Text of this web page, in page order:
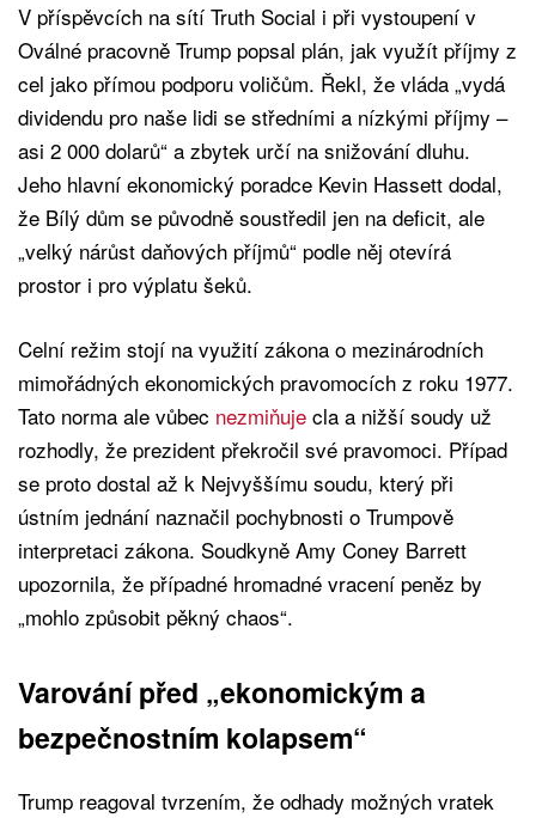
V příspěvcích na sítí Truth Social i při vystoupení v
Oválné pracovně Trump popsal plán, jak využít příjmy z
cel jako přímou podporu voličům. Řekl, že vláda „vydá
dividendu pro naše lidi se středními a nízkými příjmy –
asi 2 000 dolarů“ a zbytek určí na snižování dluhu.
Jeho hlavní ekonomický poradce Kevin Hassett dodal,
že Bílý dům se původně soustředil jen na deficit, ale
„velký nárůst daňových příjmů“ podle něj otevírá
prostor i pro výplatu šeků.
Celní režim stojí na využití zákona o mezinárodních
mimořádných ekonomických pravomocích z roku 1977.
Tato norma ale vůbec nezmiňuje cla a nižší soudy už
rozhodly, že prezident překročil své pravomoci. Případ
se proto dostal až k Nejvyššímu soudu, který při
ústním jednání naznačil pochybnosti o Trumpově
interpretaci zákona. Soudkyně Amy Coney Barrett
upozornila, že případné hromadné vracení peněz by
„mohlo způsobit pěkný chaos“.
Varování před „ekonomickým a
bezpečnostním kolapsem“
Trump reagoval tvrzením, že odhady možných vratek